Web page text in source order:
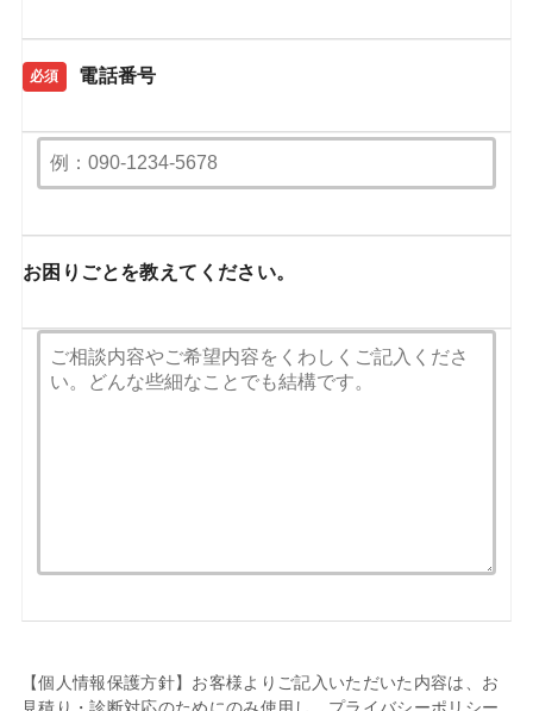
必須 電話番号
お困りごとを教えてください。
【個人情報保護方針】お客様よりご記入いただいた内容は、お